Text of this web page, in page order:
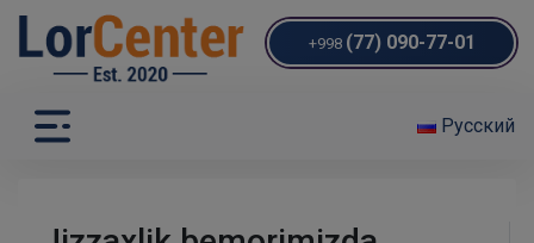
+998 (77) 090-77-01
Русский